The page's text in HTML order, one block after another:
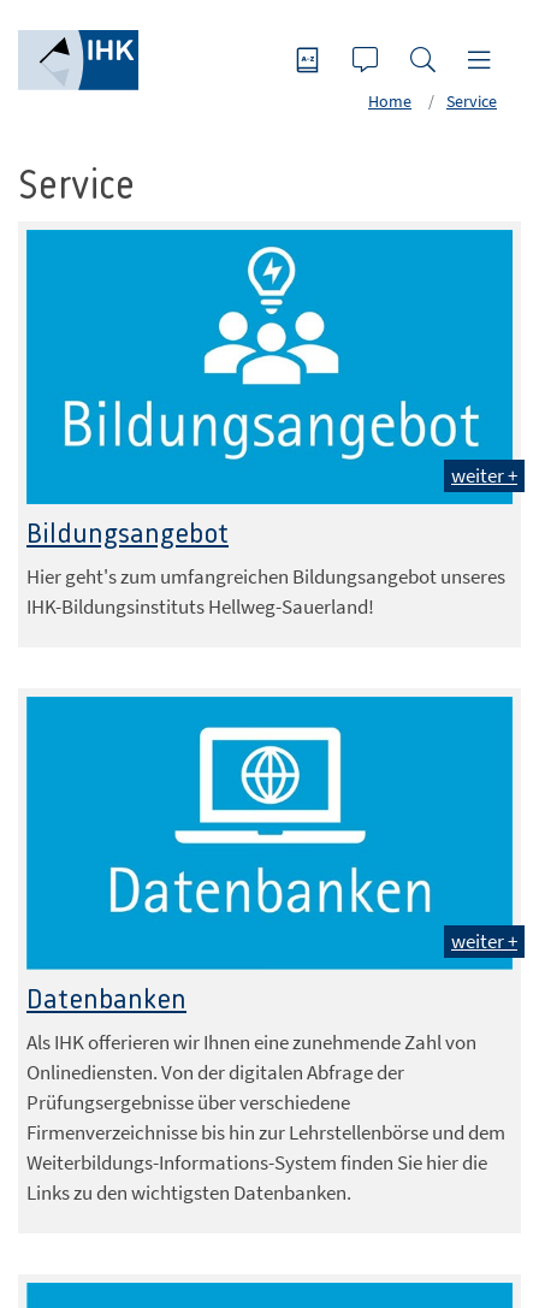
Home Service
Service
weiter +
Bildungsangebot
Hier geht's zum umfangreichen Bildungsangebot unseres
IHK-Bildungsinstituts Hellweg-Sauerland!
weiter +
Datenbanken
Als IHK offerieren wir Ihnen eine zunehmende Zahl von
Onlinediensten. Von der digitalen Abfrage der
Prüfungsergebnisse über verschiedene
Firmenverzeichnisse bis hin zur Lehrstellenbörse und dem
Weiterbildungs-Informations-System finden Sie hier die
Links zu den wichtigsten Datenbanken.